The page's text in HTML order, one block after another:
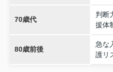
70歳代
判断
援体
80歳前後
急な
護リ